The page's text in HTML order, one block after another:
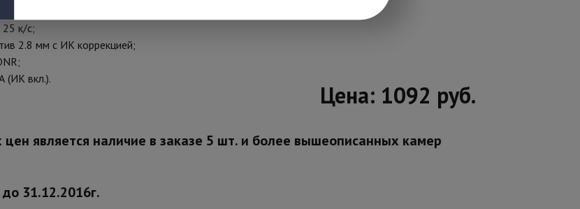
механический ИК фильтр;
к/с;
2.8 мм с ИК коррекцией;
(ИК вкл.).
Цена: 1092 руб.
является наличие в заказе 5 шт. и более вышеописанных камер
31.12.2016г.